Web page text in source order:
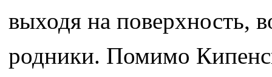
выходя на поверхность,
родники. Помимо